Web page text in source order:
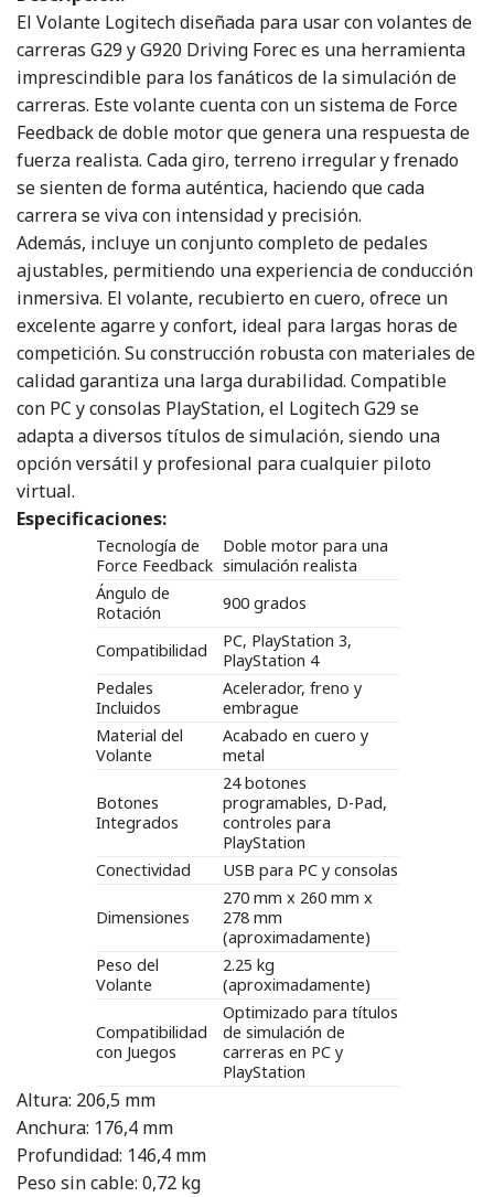
El Volante Logitech diseñada para usar con volantes de
carreras G29 y G920 Driving Forec es una herramienta
imprescindible para los fanáticos de la simulación de
carreras. Este volante cuenta con un sistema de Force
Feedback de doble motor que genera una respuesta de
fuerza realista. Cada giro, terreno irregular y frenado
se sienten de forma auténtica, haciendo que cada
carrera se viva con intensidad y precisión.
Además, incluye un conjunto completo de pedales
ajustables, permitiendo una experiencia de conducción
inmersiva. El volante, recubierto en cuero, ofrece un
excelente agarre y confort, ideal para largas horas de
competición. Su construcción robusta con materiales de
calidad garantiza una larga durabilidad. Compatible
con PC y consolas PlayStation, el Logitech G29 se
adapta a diversos títulos de simulación, siendo una
opción versátil y profesional para cualquier piloto
virtual.
Especificaciones:
Tecnología de
Force Feedback
Doble motor para una
simulación realista
Ángulo de
Rotación
900 grados
Compatibilidad
PC, PlayStation 3,
PlayStation 4
Pedales
Incluidos
Acelerador, freno y
embrague
Material del
Volante
Acabado en cuero y
metal
Botones
Integrados
24 botones
programables, D-Pad,
controles para
PlayStation
Conectividad
USB para PC y consolas
Dimensiones
270 mm x 260 mm x
278 mm
(aproximadamente)
Peso del
Volante
2.25 kg
(aproximadamente)
Compatibilidad
con Juegos
Optimizado para títulos
de simulación de
carreras en PC y
PlayStation
Altura: 206,5 mm
Anchura: 176,4 mm
Profundidad: 146,4 mm
Peso sin cable: 0,72 kg